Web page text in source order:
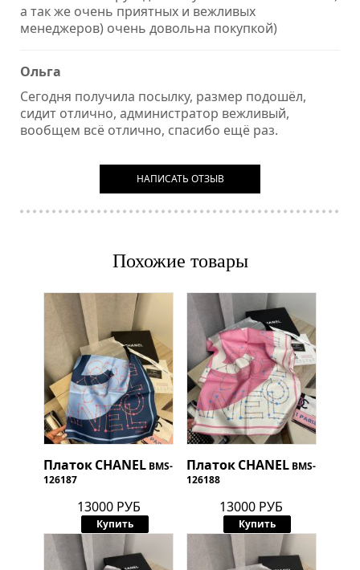
а так же очень приятных и вежливых
менеджеров) очень довольна покупкой)
Ольга
Сегодня получила посылку, размер подошёл,
сидит отлично, администратор вежливый,
вообщем всё отлично, спасибо ещё раз.
НАПИСАТЬ ОТЗЫВ
Похожие товары
ПлатокCHANEL BMS-
126187
13000 РУБ
Купить
Платок CHANEL BMS-
126188
13000 РУБ
Купить